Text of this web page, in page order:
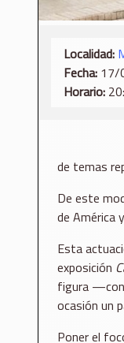
Localidad:
Fecha: 17/
Horario:
de temas
De este
de América
Esta
exposición
figura —con
ocasión un
Poner el